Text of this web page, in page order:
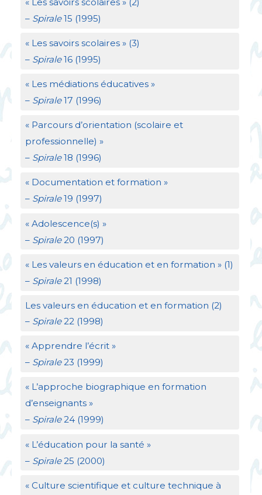
– Spirale15 (1995)
« Les savoirs scolaires » (3)
– Spirale16 (1995)
« Les médiations éducatives »
– Spirale17 (1996)
« Parcours d’orientation (scolaire et
professionnelle) »
– Spirale18 (1996)
« Documentation et formation »
– Spirale19 (1997)
« Adolescence(s) »
– Spirale20 (1997)
« Les valeurs en éducation et en formation » (1)
– Spirale21 (1998)
Les valeurs en éducation et en formation (2)
–Spirale22 (1998)
« Apprendre l’écrit »
– Spirale23 (1999)
« L’approche biographique en formation
d’enseignants »
– Spirale24 (1999)
« L’éducation pour la santé »
– Spirale25 (2000)
« Culture scientifique et culture technique à